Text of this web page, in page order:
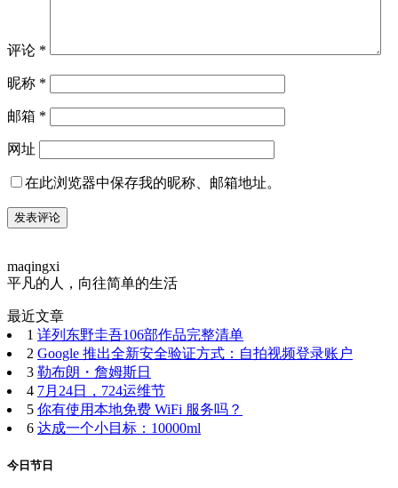
评论 *
昵称 *
邮箱 *
网址
在此浏览器中保存我的昵称、邮箱地址。
maqingxi
平凡的人，向往简单的生活
最近文章
1 详列东野圭吾106部作品完整清单
2 Google 推出全新安全验证方式：自拍视频登录账户
3 勒布朗・詹姆斯日
4 7月24日，724运维节
5 你有使用本地免费 WiFi 服务吗？
6 达成一个小目标：10000ml
今日节日